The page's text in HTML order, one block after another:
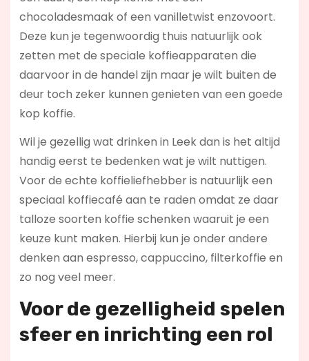
chocoladesmaak of een vanilletwist enzovoort.
Deze kun je tegenwoordig thuis natuurlijk ook
zetten met de speciale koffieapparaten die
daarvoor in de handel zijn maar je wilt buiten de
deur toch zeker kunnen genieten van een goede
kop koffie.
Wil je gezellig wat drinken in Leek dan is het altijd
handig eerst te bedenken wat je wilt nuttigen.
Voor de echte koffieliefhebber is natuurlijk een
speciaal koffiecafé aan te raden omdat ze daar
talloze soorten koffie schenken waaruit je een
keuze kunt maken. Hierbij kun je onder andere
denken aan espresso, cappuccino, filterkoffie en
zo nog veel meer.
Voor de gezelligheid spelen
sfeer en inrichting een rol